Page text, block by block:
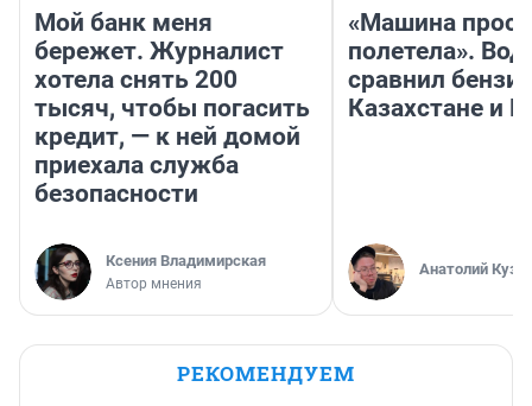
Мой банк меня
бережет. Журналист
хотела снять 200
тысяч, чтобы погасить
кредит, — к ней домой
приехала служба
безопасности
Ксения Владимирская
Автор мнения
«Машина
полетела».
сравнил
Казахстане и
Анатолий
РЕКОМЕНДУЕМ